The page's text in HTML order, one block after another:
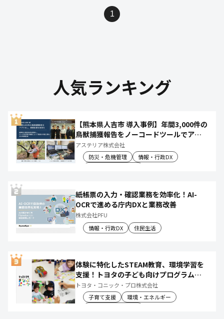
1
人気ランキング
【熊本県人吉市 導入事例】年間3,000件の
鳥獣捕獲報告をノーコードツールでアプ
リ化し、月50時間の庁内作業を削減
アステリア株式会社
防災・危機管理
情報・行政DX
紙帳票の入力・確認業務を効率化！AI-
OCRで進める庁内DXと業務改善
株式会社PFU
情報・行政DX
住民生活
体験に特化したSTEAM教育、環境学習を
支援！トヨタの子ども向けプログラムで
社会や将来について楽しく学べる体験機
会を創出
トヨタ・コニック・プロ株式会社
子育て支援
環境・エネルギー